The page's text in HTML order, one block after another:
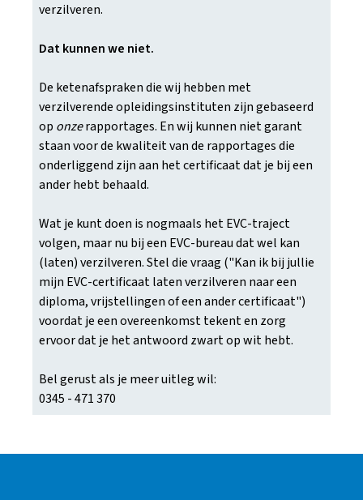
verzilveren.
Dat kunnen we niet.
De ketenafspraken die wij hebben met
verzilverende opleidingsinstituten zijn gebaseerd
op onzerapportages. En wij kunnen niet garant
staan voor de kwaliteit van de rapportages die
onderliggend zijn aan het certificaat dat je bij een
ander hebt behaald.
Wat je kunt doen is nogmaals het EVC-traject
volgen, maar nu bij een EVC-bureau dat wel kan
(laten) verzilveren. Stel die vraag ("Kan ik bij jullie
mijn EVC-certificaat laten verzilveren naar een
diploma, vrijstellingen of een ander certificaat")
voordat je een overeenkomst tekent en zorg
ervoor dat je het antwoord zwart op wit hebt.
Bel gerust als je meer uitleg wil:
0345 - 471 370